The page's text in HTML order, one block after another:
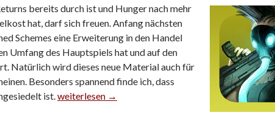
bereits durch ist und Hunger nach mehr
hat, darf sich freuen. Anfang nächsten
Schemes eine Erweiterung in den Handel
Umfang des Hauptspiels hat und auf den
Natürlich wird dieses neue Material auch für
Besonders spannend finde ich, dass
ist. Shadowrun Returns bekommt ein saftiges Addon
weiterlesen →